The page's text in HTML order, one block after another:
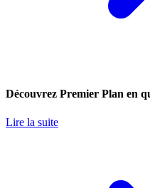
Découvrez Premier Plan en
Lire la suite